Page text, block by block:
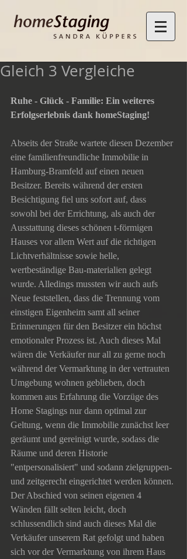
Gleich 3 Vergleiche
Ruhe - Glück - Familie: Ein weiteres
Erfolgserlebnis dank homeStaging!
Abseits der Straße wartete diesen Dezember
eine familienfreundliche Immobilie in
Hamburg-Bramfeld auf einen neuen
Besitzer. Bereits während der ersten
Besichtigung fiel uns sofort auf, dass
sowohl bei der Errichtung, als auch der
Ausstattung dieses schönen t-förmigen
Hauses vor allem Wert auf die richtigen
Lichtverhältnisse sowie helle,
wertbeständige Bau-materialien gelegt
wurde. Alledings mussten wir auch aufs
Neue feststellen, dass die Trennung vom
einstigen Eigenheim samt all seiner
Erinnerungen für den Besitzer ein höchst
emotionaler Prozess ist. Auch dieses Mal
wären die Verkäufer nur all zu gerne noch
während der Vermarktung in der vertrauten
Umgebung wohnen geblieben, doch
kommen aus Erfahrung die Vorzüge des
Home Stagings nur dann optimal zur
Geltung, wenn die Immobilie zunächst leer
geräumt und gereinigt wurde, sodass die
Räume und deren Historie
"entpersonalisiert" und sodann zielgruppen-
und zeitgerecht eingerichtet werden können.
Der Abschied von seinen eigenen 4
Wänden fällt selten leicht, doch
schlussendlich sind auch dieses Mal die
Verkäufer unserem Rat gefolgt und haben
sich vor der Vermarktung von ihrem Haus